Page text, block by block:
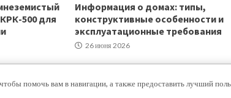
500 для
Информация о домах: типы,
конструктивные особенности и
эксплуатационные требования
26 июня 2026
права защищены.|MoreNewsот AF themes.
помочь вам в навигации, а также предоставить лучший